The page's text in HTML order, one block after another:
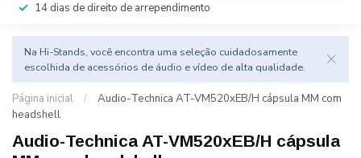
14 dias de direito de arrependimento
Na Hi-Stands, você encontra uma seleção cuidadosamente
escolhida de acessórios de áudio e vídeo de alta qualidade.
Página inicial /
Audio-Technica AT-VM520xEB/H cápsula MM com
headshell
Audio-Technica AT-VM520xEB/H cápsula